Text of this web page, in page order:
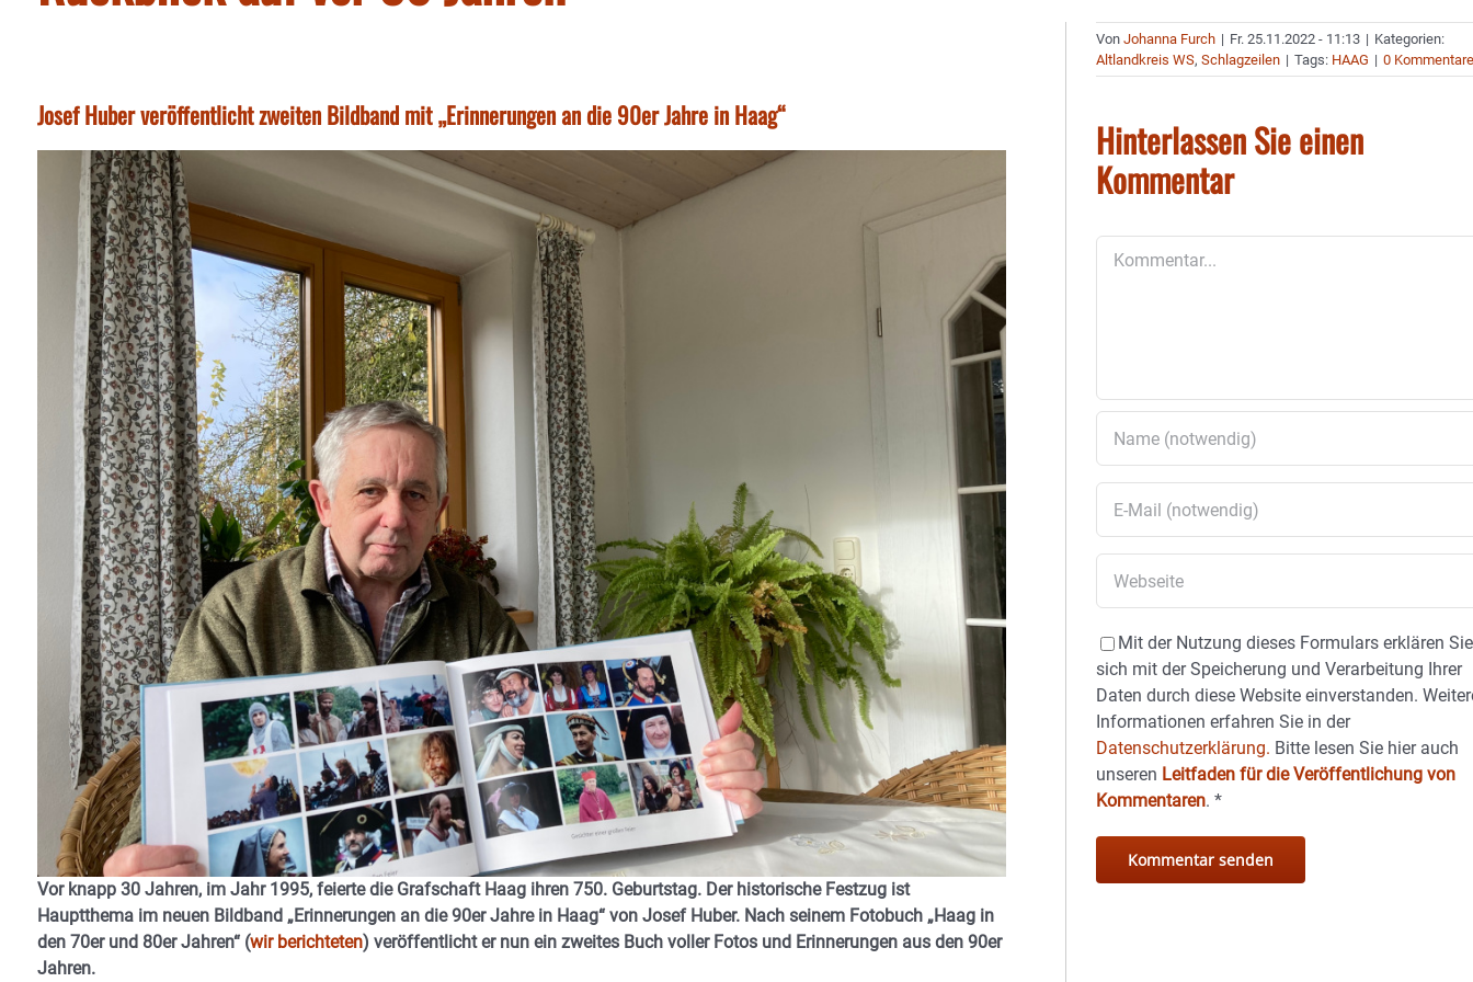
Josef Huber veröffentlicht zweiten Bildband mit „Erinnerungen an die 90er Jahre in Haag“
Vor knapp 30 Jahren, im Jahr 1995, feierte die Grafschaft Haag ihren 750. Geburtstag. Der historische Festzug ist
Hauptthema im neuen Bildband „Erinnerungen an die 90er Jahre in Haag“ von Josef Huber. Nach seinem Fotobuch „Haag in
den 70er und 80er Jahren“ (wir berichteten) veröffentlicht er nun ein zweites Buch voller Fotos und Erinnerungen aus den 90er
Jahren.
VonJohanna Furch | Fr. 25.11.2022 - 11:13 | Kategorien:
Altlandkreis WS,Schlagzeilen | Tags: HAAG | 0
Hinterlassen Sie einen
Kommentar
Mit der Nutzung dieses Formulars erklären Sie
sich mit der Speicherung und Verarbeitung Ihrer
Daten durch diese Website einverstanden.
Informationen erfahren Sie in der
Datenschutzerklärung. Bitte lesen Sie hier auch
unseren Leitfaden für die Veröffentlichung von
Kommentaren.*